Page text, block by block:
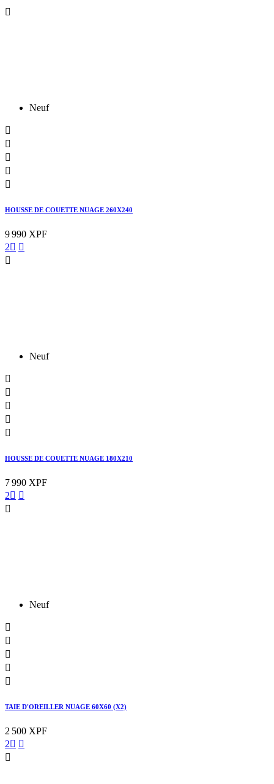

Neuf





HOUSSE DE COUETTE NUAGE 260X240
9 990 XPF
2 

Neuf





HOUSSE DE COUETTE NUAGE 180X210
7 990 XPF
2 

Neuf





TAIE D'OREILLER NUAGE 60X60 (X2)
2 500 XPF
2 
